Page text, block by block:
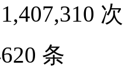
次
条